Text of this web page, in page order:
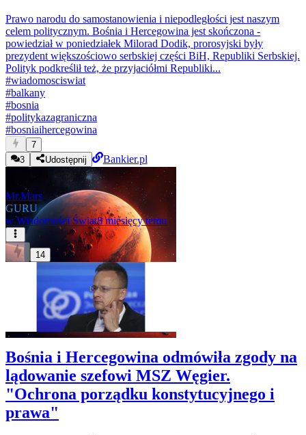
Prawo narodu do samostanowienia i niepodległości jest naszym
celem politycznym. Bośnia i Hercegowina jest skończona -
powiedział w poniedziałek Milorad Dodik, prorosyjski były
prezydent większościowo serbskiej części BiH, Republiki Serbskiej.
Polityk podkreślił też, że przyjaciółmi Republiki...
#wiadomosciswiat
#balkany
#bosnia
#politykazagraniczna
#bosniaihercegowina
7
3
Udostępnij Bankier.pl
Mr.Mars
GURU
w Wiadomości Świat8 miesięcy temu
14
Bośnia i Hercegowina odmówiła zgody na
lądowanie szefowi MSZ Węgier.
"Ochrona porządku konstytucyjnego i
prawa"